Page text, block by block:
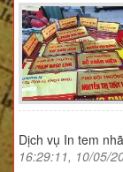
Dịch vụ In tem
16:29:11, 10/05/